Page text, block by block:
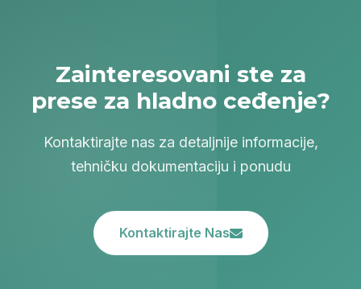
Zainteresovani ste za
prese za hladno ceđenje?
Kontaktirajte nas za detaljnije informacije,
tehničku dokumentaciju i ponudu
Kontaktirajte Nas